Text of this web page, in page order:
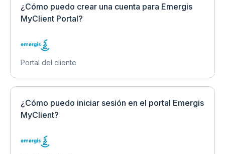
¿Cómo puedo crear una cuenta para Emergis
MyClient Portal?
Portal del cliente
¿Cómo puedo iniciar sesión en el portal Emergis
MyClient?